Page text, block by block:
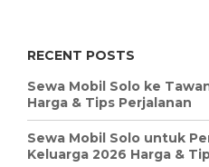
RECENT POSTS
Sewa Mobil Solo ke
Harga & Tips Perjalanan
Sewa Mobil Solo untuk
Keluarga 2026 Harga &